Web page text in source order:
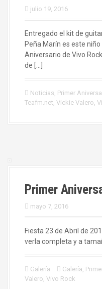
julio 19, 2016
Entregado el kit de
Peña Marín es este
Aniversario de Vivo
de […]
Noticias, Primer
Teafm.net, Vickie Valero,
Primer
mayo 7, 2016
Fiesta 23 de Abril de
verla completa y a
Galería Galería,
Valero, Vivo Rock